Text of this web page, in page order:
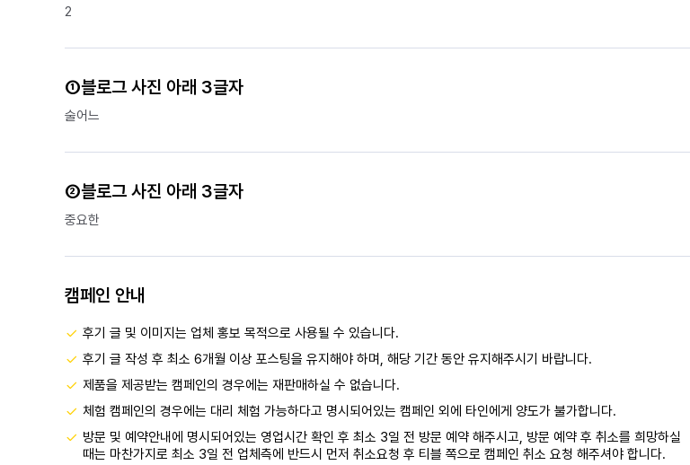
2
①블로그 사진 아래 3글자
술어느
②블로그 사진 아래 3글자
중요한
캠페인 안내
후기 글 및 이미지는 업체 홍보 목적으로 사용될 수 있습니다.
후기 글 작성 후 최소 6개월 이상 포스팅을 유지해야 하며, 해당 기간 동안 유지해주시기 바랍니다.
제품을 제공받는 캠페인의 경우에는 재판매하실 수 없습니다.
체험 캠페인의 경우에는 대리 체험 가능하다고 명시되어있는 캠페인 외에 타인에게 양도가 불가합니다.
방문 및 예약안내에 명시되어있는 영업시간 확인 후 최소 3일 전 방문 예약 해주시고, 방문 예약 후 취소를 희망하실
때는 마찬가지로 최소 3일 전 업체측에 반드시 먼저 취소요청 후 티블 쪽으로 캠페인 취소 요청 해주셔야 합니다.